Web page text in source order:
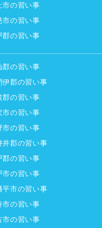
市の習い事
市の習い事
郡の習い事
郡の習い事
伊郡の習い事
郡の習い事
市の習い事
市の習い事
井郡の習い事
郡の習い事
市の習い事
平市の習い事
市の習い事
市の習い事